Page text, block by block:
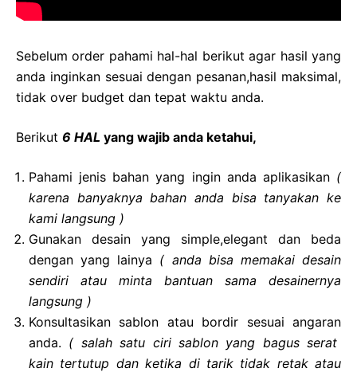
Sebelum order pahami hal-hal berikut agar hasil yang
anda inginkan sesuai dengan pesanan,hasil maksimal,
tidak over budget dan tepat waktu anda.
Berikut 6 HAL yang wajib anda ketahui,
Pahami jenis bahan yang ingin anda aplikasikan (
karena banyaknya bahan anda bisa tanyakan ke
kami langsung )
Gunakan desain yang simple,elegant dan beda
dengan yang lainya ( anda bisa memakai desain
sendiri atau minta bantuan sama desainernya
langsung )
Konsultasikan sablon atau bordir sesuai angaran
anda. ( salah satu ciri sablon yang bagus serat
kain tertutup dan ketika di tarik tidak retak atau